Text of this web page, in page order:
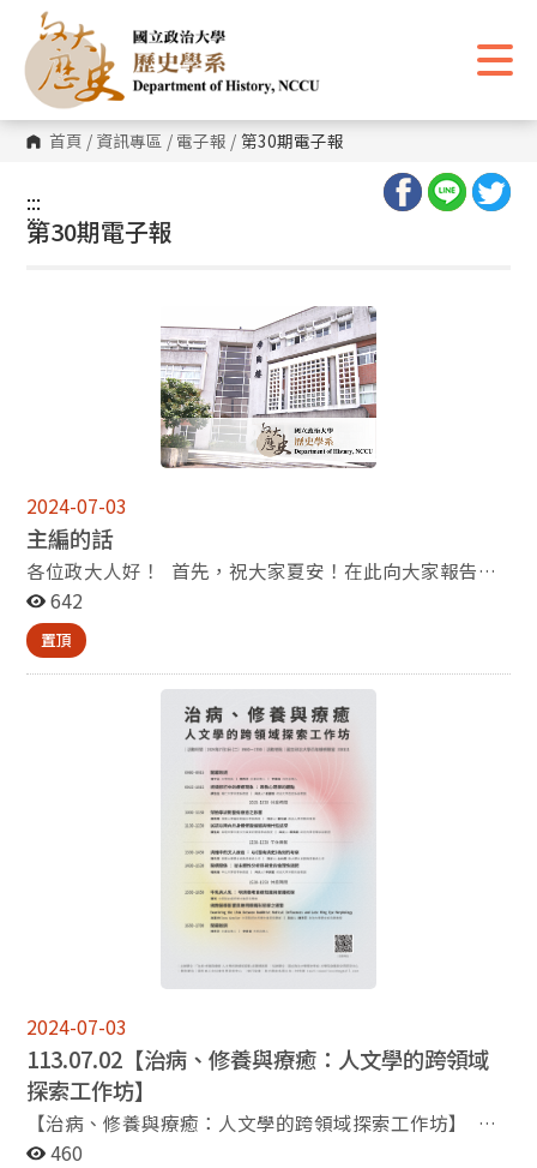
主
要
內
區
塊 首頁 / 資訊專區 / 電子報 / 第30期電子報
:::
:::
第30期電子報
2024-07-03
主編的話
各位政大人好！ 首先，祝大家夏安！在此向大家報告歷
史系在過去半年裡的活動與成果：首先，我們邀請了多位
專家學者來系上發表專題演講，其中包括台大歷史系教授
衣若蘭主講「中國婦女史如何進入『現代』？」、美國在
台協會外交官Jordan Land先生主講「The Decline and
Fall of Ottoman Empire and Ataturk's Subsequent
Revolution」、系友簡怡萍女士職涯分享「從興趣到職
涯：歷史系──行銷經理人」、台北藝術大學美術系兼任
助理教授黃琪惠主講「創作與時局──以台灣畫家林玉
山、李石樵的作品為例」、馬偕醫學院醫學系教授張志隆
主講「被消滅的癌症──台灣對抗子宮頸癌的時代印
記」、國立雲林科技大學通識教育中心暨靜宜大學通識教
育中心兼任助理教授羅耀明主講「安心告別，優雅重生」
學/ Université catholique de Louvain）四位教授來本系
進行教學合作，並發表多場學術演講。這四位學者分別是
Paul Servais, Laurence van Ypersele, Gilles Lecuppre與
Jean-Pascal Gay。此外，本系在6月和7月也分別舉辦了
「史家新技藝——AI與明清史研究工作坊」和「治病、修
養與療癒：人文學的跨領域探索工作坊」兩場學術工作
坊。 這一期的電子報向讀者們推薦了三本近期出版的史
學新書，包括本系系友、中央大學歷史研究所蔣竹山老師
的《黃旺成的林投帽：近代臺灣的物、日常生活與世界》
642
置頂
2024-07-03
113.07.02【治病、修養與療癒：人文學的跨領域
探索工作坊】
【治病、修養與療癒：人文學的跨領域探索工作坊】 科
技與AI當道，人文學有什麼「用」？相信是很多人的疑
460